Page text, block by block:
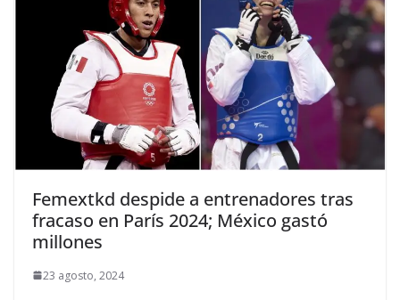
Femextkd despide a entrenadores tras
fracaso en París 2024; México gastó
millones
23 agosto, 2024